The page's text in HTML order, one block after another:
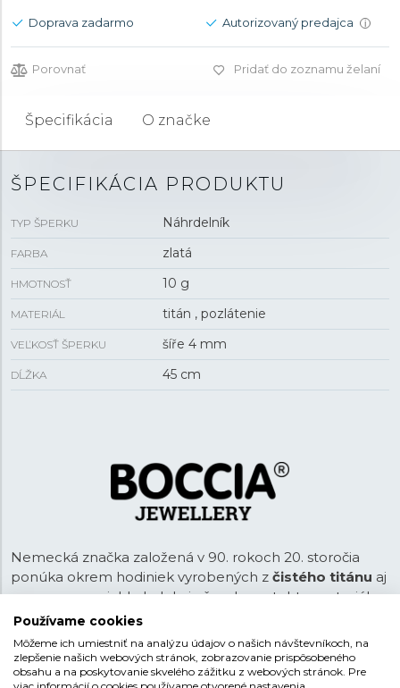
Doprava zadarmo Autorizovaný predajca i
Porovnať Pridať do zoznamu želaní
Špecifikácia O značke
ŠPECIFIKÁCIA PRODUKTU
TYP ŠPERKU Náhrdelník
FARBA zlatá
HMOTNOSŤ 10 g
MATERIÁL titán , pozlátenie
VEĽKOSŤ ŠPERKU šíře 4 mm
DĹŽKA 45 cm
Nemecká značka založená v 90. rokoch 20. storočia
ponúka okrem hodiniek vyrobených z čistého titánu aj
pomerne rozsiahlu kolekciu šperkov z tohto materiálu.
Čistý titán je ľahký, pevný a antialergický, šetrný k
pokožke. Neobsahuje totiž nikel ani iné kovy, ktoré sú
pre pokožku nepriaznivé. V ponuke šperkov Boccia
Titanium sú okrem čisto titánových aj varianty v
Používame cookies
Môžeme ich umiestniť na analýzu údajov o našich návštevníkoch, na
zlepšenie našich webových stránok, zobrazovanie prispôsobeného
obsahu a na poskytovanie skvelého zážitku z webových stránok. Pre
viac informácií o cookies používame otvorené nastavenia.